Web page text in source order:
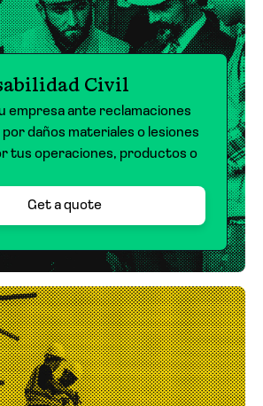
Civil
empresa ante reclamaciones
daños materiales o lesiones
tus operaciones, productos o
Get a quote